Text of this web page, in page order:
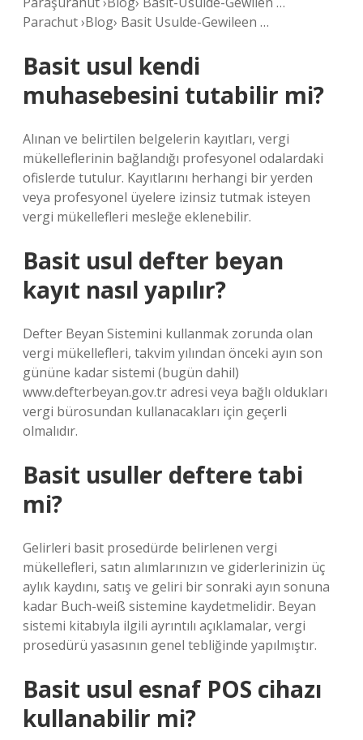
Parachut ›Blog› Basit Usulde-Gewileen …
Basit usul kendi
muhasebesini tutabilir mi?
Alınan ve belirtilen belgelerin kayıtları, vergi
mükelleflerinin bağlandığı profesyonel odalardaki
ofislerde tutulur. Kayıtlarını herhangi bir yerden
veya profesyonel üyelere izinsiz tutmak isteyen
vergi mükellefleri mesleğe eklenebilir.
Basit usul defter beyan
kayıt nasıl yapılır?
Defter Beyan Sistemini kullanmak zorunda olan
vergi mükellefleri, takvim yılından önceki ayın son
gününe kadar sistemi (bugün dahil)
www.defterbeyan.gov.tr ​​adresi veya bağlı oldukları
vergi bürosundan kullanacakları için geçerli
olmalıdır.
Basit usuller deftere tabi
mi?
Gelirleri basit prosedürde belirlenen vergi
mükellefleri, satın alımlarınızın ve giderlerinizin üç
aylık kaydını, satış ve geliri bir sonraki ayın sonuna
kadar Buch-weiß sistemine kaydetmelidir. Beyan
sistemi kitabıyla ilgili ayrıntılı açıklamalar, vergi
prosedürü yasasının genel tebliğinde yapılmıştır.
Basit usul esnaf POS cihazı
kullanabilir mi?